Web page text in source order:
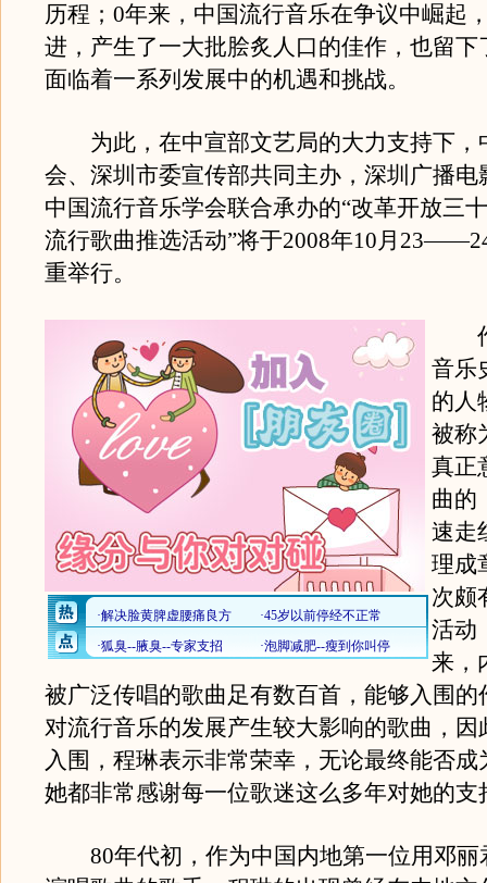
历程；0年来，中国流行音乐在争议中崛起
进，产生了一大批脍炙人口的佳作，也留下
面临着一系列发展中的机遇和挑战。
为此，在中宣部文艺局的大力支持下，
会、深圳市委宣传部共同主办，深圳广播电
中国流行音乐学会联合承办的“改革开放三
流行歌曲推选活动”将于2008年10月
重举行。
作
音乐
的人
被称
真正
曲的
速走
理成
次颇
活动
来，
被广泛传唱的歌曲足有数百首，能够入围的
对流行音乐的发展产生较大影响的歌曲，因
入围，程琳表示非常荣幸，无论最终能否成
她都非常感谢每一位歌迷这么多年对她的支
80年代初，作为中国内地第一位用邓丽